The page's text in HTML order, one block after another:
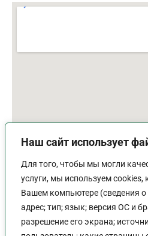
Наш сайт использует
Для того, чтобы мы могли
услуги, мы используем cookies,
Вашем компьютере (сведения
адрес; тип; язык; версия ОС и
разрешение его экрана;